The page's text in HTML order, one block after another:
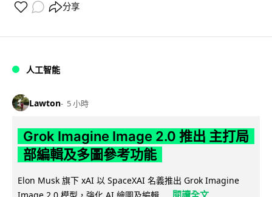
分享
人工智能
Lawton 5 小時
Grok Imagine Image 2.0 推出 主打局
部編輯及多圖參考功能
Elon Musk 旗下 xAI 以 SpaceXAI 名義推出 Grok Imagine